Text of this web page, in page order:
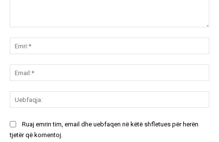
Ruaj emrin tim, email dhe uebfaqen në këtë shfletues për herën
tjetër që komentoj.